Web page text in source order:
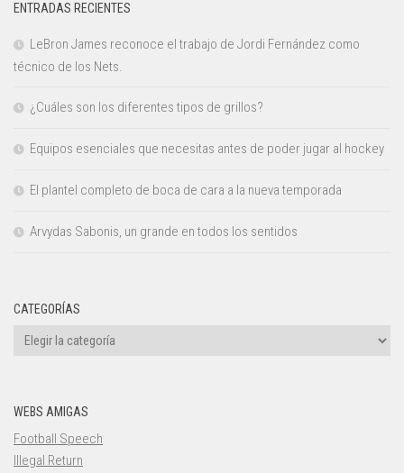
ENTRADAS RECIENTES
LeBron James reconoce el trabajo de Jordi Fernández como
técnico de los Nets.
¿Cuáles son los diferentes tipos de grillos?
Equipos esenciales que necesitas antes de poder jugar al hockey
El plantel completo de boca de cara a la nueva temporada
Arvydas Sabonis, un grande en todos los sentidos
CATEGORÍAS
Categorías
WEBS AMIGAS
Football Speech
Illegal Return